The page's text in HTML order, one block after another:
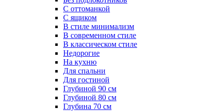
С оттоманкой
С ящиком
В стиле минимализм
В современном стиле
В классическом стиле
Недорогие
На кухню
Для спальни
Для гостиной
Глубиной 90 см
Глубиной 80 см
Глубина 70 см